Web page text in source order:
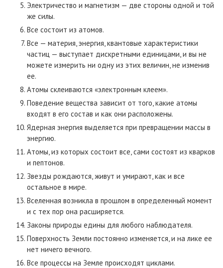
Электричество и магнетизм — две стороны одной и той
же силы.
Все состоит из атомов.
Все — материя, энергия, квантовые характеристики
частиц — выступает дискретными единицами, и вы не
можете измерить ни одну из этих величин, не изменив
ее.
Атомы склеиваются «электронным клеем».
Поведение вещества зависит от того, какие атомы
входят в его состав и как они расположены.
Ядерная энергия выделяется при превращении массы в
энергию.
Атомы, из которых состоит все, сами состоят из кварков
и пептонов.
Звезды рождаются, живут и умирают, как и все
остальное в мире.
Вселенная возникла в прошлом в определенный момент
и с тех пор она расширяется.
Законы природы едины для любого наблюдателя.
Поверхность Земли постоянно изменяется, и на лике ее
нет ничего вечного.
Все процессы на Земле происходят циклами.